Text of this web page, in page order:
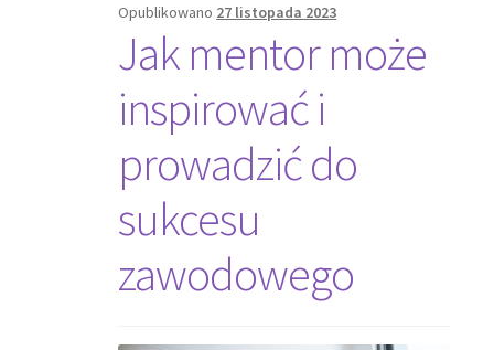
Opublikowano 27 listopada 2023
Jak mentor może
inspirować i
prowadzić do
sukcesu
zawodowego